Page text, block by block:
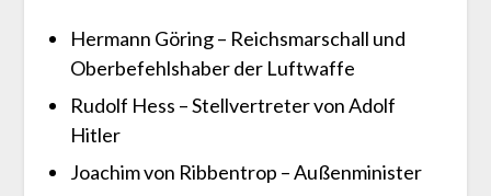
Hermann Göring – Reichsmarschall und
Oberbefehlshaber der Luftwaffe
Rudolf Hess – Stellvertreter von Adolf
Hitler
Joachim von Ribbentrop – Außenminister